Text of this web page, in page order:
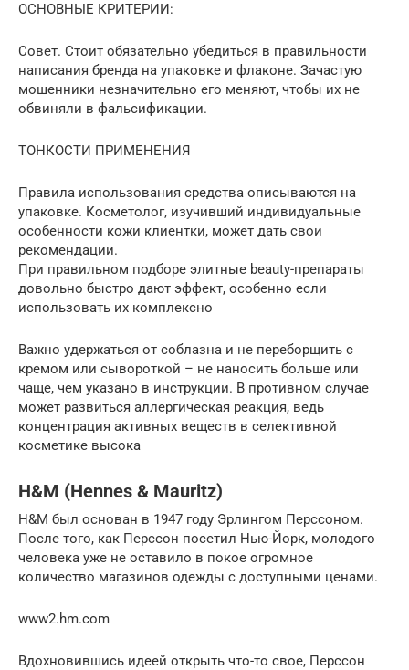
ОСНОВНЫЕ КРИТЕРИИ:
Совет. Стоит обязательно убедиться в правильности
написания бренда на упаковке и флаконе. Зачастую
мошенники незначительно его меняют, чтобы их не
обвиняли в фальсификации.
ТОНКОСТИ ПРИМЕНЕНИЯ
Правила использования средства описываются на
упаковке. Косметолог, изучивший индивидуальные
особенности кожи клиентки, может дать свои
рекомендации.
При правильном подборе элитные beauty-препараты
довольно быстро дают эффект, особенно если
использовать их комплексно
Важно удержаться от соблазна и не переборщить с
кремом или сывороткой – не наносить больше или
чаще, чем указано в инструкции. В противном случае
может развиться аллергическая реакция, ведь
концентрация активных веществ в селективной
косметике высока
H&M (Hennes & Mauritz)
H&M был основан в 1947 году Эрлингом Перссоном.
После того, как Перссон посетил Нью-Йорк, молодого
человека уже не оставило в покое огромное
количество магазинов одежды с доступными ценами.
www2.hm.com
Вдохновившись идеей открыть что-то свое, Перссон